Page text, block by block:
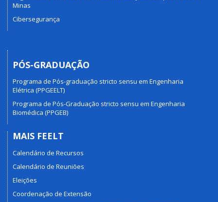
Minas
Cibersegurança
PÓS-GRADUAÇÃO
Programa de Pós-graduação stricto sensu em Engenharia
Elétrica (PPGEELT)
Programa de Pós-Graduação stricto sensu em Engenharia
Biomédica (PPGEB)
MAIS FEELT
Calendário de Recursos
Calendário de Reuniões
Eleições
Coordenação de Extensão